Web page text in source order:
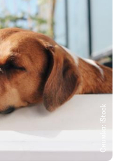
Снимка: iStock